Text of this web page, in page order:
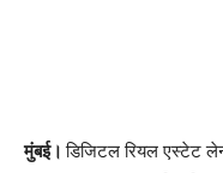
मुंबई।डिजिटल रियल एस्टेट